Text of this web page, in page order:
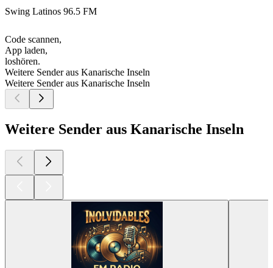
Swing Latinos 96.5 FM
Code scannen,
App laden,
loshören.
Weitere Sender aus Kanarische Inseln
Weitere Sender aus Kanarische Inseln
Weitere Sender aus Kanarische Inseln